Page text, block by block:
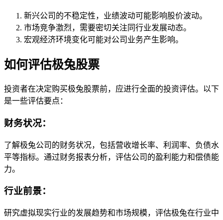
新兴公司的不稳定性，业绩波动可能影响股价波动。
市场竞争激烈，需要密切关注同行业发展动态。
宏观经济环境变化可能对公司业务产生影响。
如何评估极兔股票
投资者在决定购买极兔股票前，应进行全面的投资评估。以下
是一些评估要点：
财务状况：
了解极兔公司的财务状况，包括营收增长率、利润率、负债水
平等指标。通过财务报表分析，评估公司的盈利能力和偿债能
力。
行业前景：
研究虚拟现实行业的发展趋势和市场规模，评估极兔在行业中